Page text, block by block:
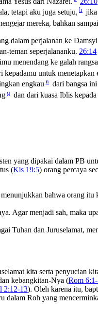
tetapi aku juga setuju, h jika
mereka, bahkan
dalam perjalanan ke
teman seperjalananku. 26:14
menendang ke galah
untuk menetapkan
engkau n dari bangsa
q dan dari kuasa Iblis
yang dipakai dalam PB
(Kis 19:5) orang percaya
bahwa orang itu
Agar menjadi sah, maka
Tuhan dan Juruselamat,
kita serta penyucian
kebangkitan-Nya (Rom 6:1-
2:12-13). Oleh karena itu,
dalam Roh yang